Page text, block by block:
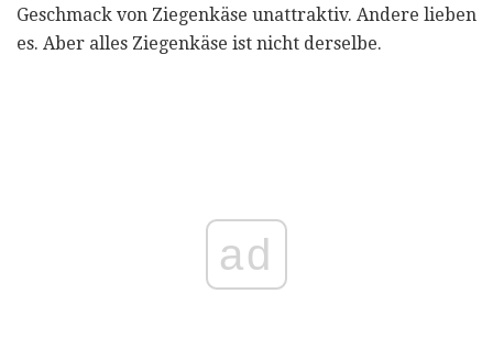
Geschmack von Ziegenkäse unattraktiv. Andere lieben
es. Aber alles Ziegenkäse ist nicht derselbe.
ad